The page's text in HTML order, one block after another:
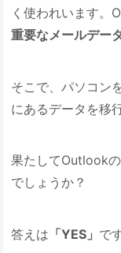
く使われいます。
重要なメールデー
そこで、パソコン
にあるデータを移
果たしてOutlook
でしょうか？
答えは 「YES」 で